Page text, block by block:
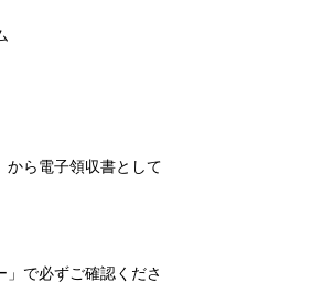
から電子領収書として
で必ずご確認くださ